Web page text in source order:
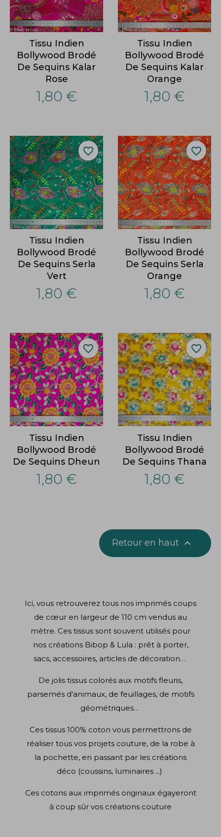
Tissu Indien
Bollywood Brodé
De Sequins Kalar
Rose
1,80 €
Tissu Indien
Bollywood Brodé
De Sequins Kalar
Orange
1,80 €
Tissu Indien
Bollywood Brodé
De Sequins Serla
Vert
1,80 €
favorite_border
Tissu Indien
Bollywood Brodé
De Sequins Serla
Orange
1,80 €
favorite_border
Tissu Indien
Bollywood Brodé
De Sequins Dheun
1,80 €
favorite_border
Tissu Indien
Bollywood Brodé
De Sequins Thana
1,80 €
favorite_border
Retour en haut 
Ici, vous retrouverez tous nos imprimés coups
de cœur en largeur de 110 cm vendus au
mètre. Ces tissus sont souvent utilisés pour
nos créations Bibop & Lula : prêt à porter,
sacs, accessoires, articles de décoration…
De jolis tissus colorés aux motifs fleuris,
parsemés d'animaux, de feuillages, de motifs
géométriques…
Ces tissus 100% coton vous permettrons de
réaliser tous vos projets couture, de la robe à
la pochette, en passant par les créations
déco (coussins, luminaires ...)
Ces cotons aux imprimés originaux égayeront
à coup sûr vos créations couture